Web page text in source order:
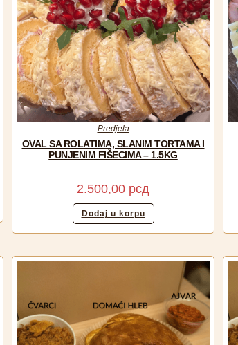
Predjela
OVAL SA ROLATIMA, SLANIM TORTAMA I
PUNJENIM FIŠECIMA – 1.5KG
2.500,00 рсд
Dodaj u korpu